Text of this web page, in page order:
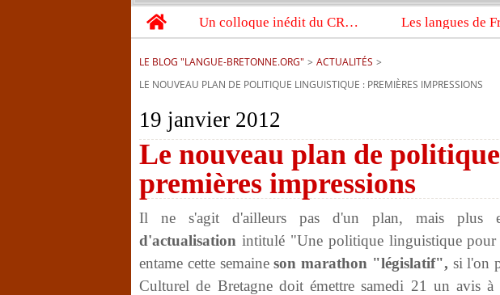
Home
Un colloque inédit du CRBC sur les victimes de l’année 1944
LE BLOG "LANGUE-BRETONNE.ORG" > ACTUALITÉS >
LE NOUVEAU PLAN DE POLITIQUE LINGUISTIQUE : PREMIÈRES IMPRESSIONS
19 janvier 2012
Le nouveau plan de
premières impressions
Il ne s'agit d'ailleurs pas d'un plan, mais plus
d'actualisation intitulé "Une politique linguistique pour
entame cette semaineson marathon "législatif", si l'on
Culturel de Bretagne doit émettre samedi 21 un avis